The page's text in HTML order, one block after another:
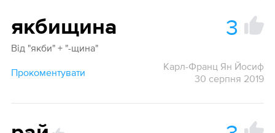
якбищина 3
Від "якби" + "-щина"
Прокоментувати
Карл-Франц Ян Йосиф
30 серпня 2019